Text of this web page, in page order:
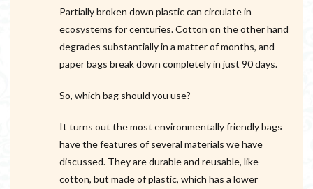
Partially broken down plastic can circulate in
ecosystems for centuries. Cotton on the other hand
degrades substantially in a matter of months, and
paper bags break down completely in just 90 days.
So, which bag should you use?
It turns out the most environmentally friendly bags
have the features of several materials we have
discussed. They are durable and reusable, like
cotton, but made of plastic, which has a lower